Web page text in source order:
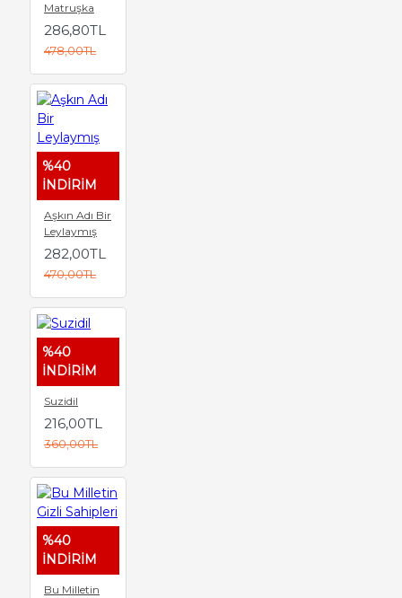
Matruşka
286,80TL
478,00TL
%40
İNDİRİM
Aşkın Adı Bir
Leylaymış
282,00TL
470,00TL
%40
İNDİRİM
Suzidil
216,00TL
360,00TL
%40
İNDİRİM
Bu Milletin